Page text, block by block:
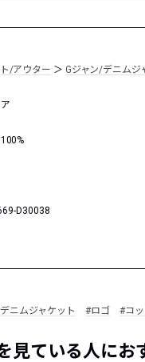
/アウター ＞ Gジャン/デニムジ
D30038
ニムジャケット #ロゴ #コ
見ている人にお